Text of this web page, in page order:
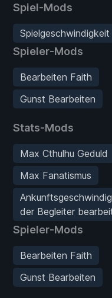
Spiel-Mods
Spieler-Mods
Bearbeiten Faith
Gunst Bearbeiten
Stats-Mods
Max Cthulhu Geduld
Max Fanatismus
der Begleiter
Spieler-Mods
Bearbeiten Faith
Gunst Bearbeiten